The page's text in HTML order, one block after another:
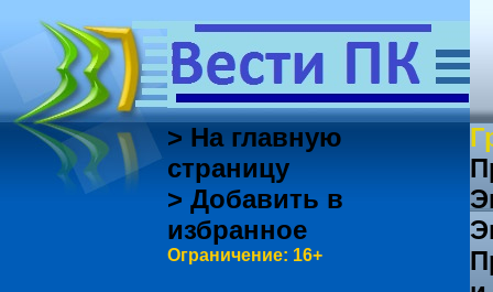
> На главную
страницу
> Добавить в
избранное
Ограничение: 16+